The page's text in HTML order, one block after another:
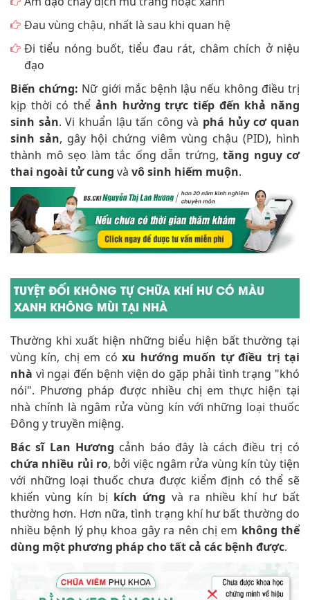
Đau vùng chậu, nhất là sau khi quan hệ
Đi tiểu nóng buốt, tiểu đau rát, châm chích ở niệu
đạo
Biến chứng: Nữ giới mắc bệnh lậu nếu không điều trị
kịp thời có thể ảnh hưởng trực tiếp đến khả năng
sinh sản. Vi khuẩn lậu tấn công và phá hủy cơ quan
sinh sản, gây hội chứng viêm vùng chậu (PID), hình
thành mô sẹo làm tắc ống dẫn trứng, tăng nguy cơ
thai ngoài tử cung và vô sinh hiếm muộn.
TUYỆT ĐỐI KHÔNG TỰ CHỮA KHÍ HƯ CÓ MÀU
XANH KHÔNG MÙI TẠI NHÀ
Thường khi xuất hiện những biểu hiện bất thường tại
vùng kín, chị em cóxu hướng muốn tự điều trị tại
nhà vì ngại đến bệnh viện do gặp phải tình trạng "khó
nói". Phương pháp được nhiều chị em thực hiện tại
nhà chính là ngâm rửa vùng kín với những loại thuốc
Đông y truyền miệng.
Bác sĩ Lan Hương cảnh báo đây là cách điều trị có
chứa nhiều rủi ro, bởi việc ngâm rửa vùng kín tùy tiện
với những loại thuốc chưa được kiểm định có thể sẽ
khiến vùng kín bị kích ứng và ra nhiều khí hư bất
thường hơn. Hơn nữa, tình trạng khí hư bất thường do
nhiều bệnh lý phụ khoa gây ra nên chị em không thể
dùng một phương pháp cho tất cả các bệnh được.